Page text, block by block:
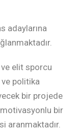
adaylarına
elit sporcu
politika
bir projede
bir
aranmaktadır.